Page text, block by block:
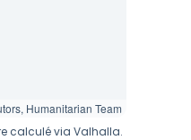
Humanitarian Team
calculé via Valhalla.